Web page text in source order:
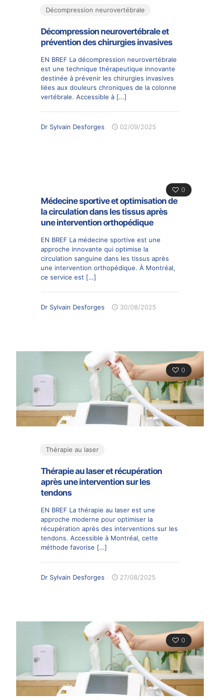
Décompression neurovertébrale
Décompression neurovertébrale et
prévention des chirurgies invasives
EN BREF La décompression neurovertébrale
est une technique thérapeutique innovante
destinée à prévenir les chirurgies invasives
liées aux douleurs chroniques de la colonne
vertébrale. Accessible à […]
Dr Sylvain Desforges 02/09/2025
0
Médecine sportive et optimisation de
la circulation dans les tissus après
une intervention orthopédique
EN BREF La médecine sportive est une
approche innovante qui optimise la
circulation sanguine dans les tissus après
une intervention orthopédique. À Montréal,
ce service est […]
Dr Sylvain Desforges 30/08/2025
0
Thérapie au laser
Thérapie au laser et récupération
après une intervention sur les
tendons
EN BREF La thérapie au laser est une
approche moderne pour optimiser la
récupération après des interventions sur les
tendons. Accessible à Montréal, cette
méthode favorise […]
Dr Sylvain Desforges 27/08/2025
0